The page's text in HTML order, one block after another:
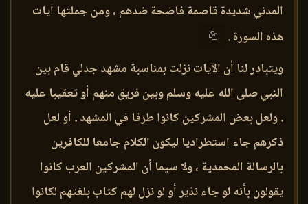
المدني شديدة قاصمة فاضحة ضدهم ، ومن جملتها آيات
هذه السورة .
ويتبادر لنا أن الآيات نزلت بمناسبة مشهد جدلي قام بين
النبي صلى الله عليه وسلم وبين فريق منهم أو تعقيبا عليه
. ولعل بعض المشركين كانوا طرفا في المشهد . أو لعل
ذكرهم جاء استطراديا ليكون الكلام جامعا للكافرين
بالرسالة المحمدية ، ولا سيما أن المشركين العرب كانوا
يقولون بأنه لو جاء نذير أو لو نزل لهم كتاب بلغتهم لكانوا